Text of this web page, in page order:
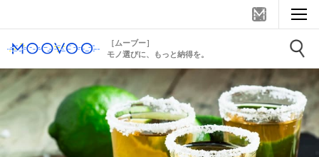
［ムーブー］
モノ選びに、もっと納得を。